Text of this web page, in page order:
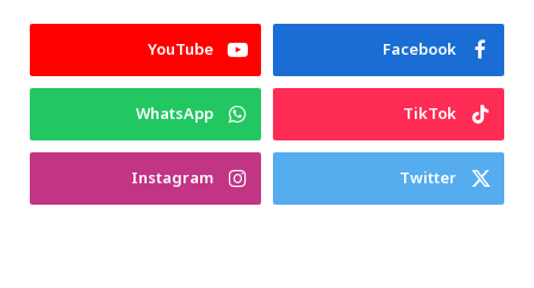
Facebook
YouTube
TikTok
WhatsApp
Twitter
Instagram